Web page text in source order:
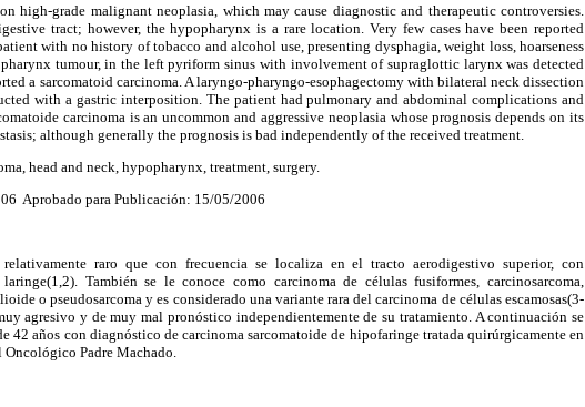
high-grade malignant neoplasia, which may cause diagnostic and therapeutic controversies.
tract; however, the hypopharynx is a rare location. Very few cases have been reported
with no history of tobacco and alcohol use, presenting dysphagia, weight loss, hoarseness
tumour, in the left pyriform sinus with involvement of supraglottic larynx was detected
a sarcomatoid carcinoma. A laryngo-pharyngo-esophagectomy with bilateral neck dissection
with a gastric interposition. The patient had pulmonary and abdominal complications and
carcinoma is an uncommon and aggressive neoplasia whose prognosis depends on its
although generally the prognosis is bad independently of the received treatment.
head and neck, hypopharynx, treatment, surgery.
Aprobado para Publicación: 15/05/2006
raro que con frecuencia se localiza en el tracto aerodigestivo superior, con
También se le conoce como carcinoma de células fusiformes, carcinosarcoma,
o pseudosarcoma y es considerado una variante rara del carcinoma de células escamosas(3-
agresivo y de muy mal pronóstico independientemente de su tratamiento. A continuación se
42 años con diagnóstico de carcinoma sarcomatoide de hipofaringe tratada quirúrgicamente en
Padre Machado.